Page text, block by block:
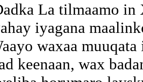
La tilmaamo
iyagana
waxaa
keenaan, wax